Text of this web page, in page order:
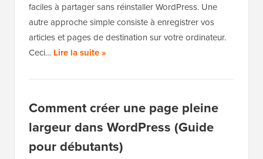
faciles à partager sans réinstaller WordPress. Une
autre approche simple consiste à enregistrer vos
articles et pages de destination sur votre ordinateur.
Ceci… Lire la suite »
Comment créer une page pleine
largeur dans WordPress (Guide
pour débutants)